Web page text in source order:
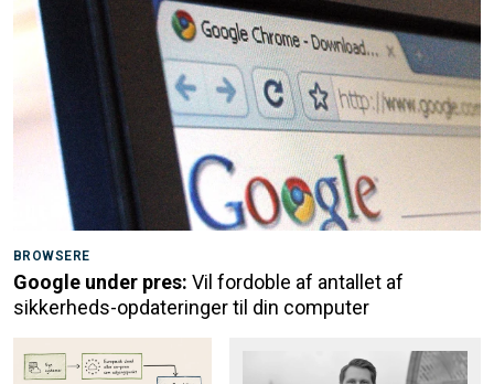
BROWSERE
Google under pres: Vil fordoble af antallet af
sikkerheds-opdateringer til din computer